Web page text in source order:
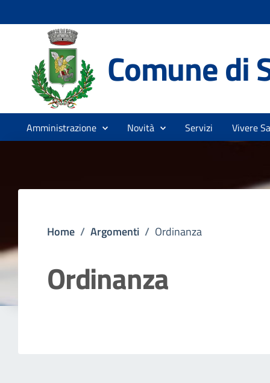
Comune di
Amministrazione Novità Servizi Vivere
Home / Argomenti / Ordinanza
Ordinanza